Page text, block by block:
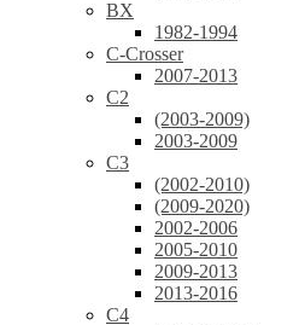
BX
1982-1994
C-Crosser
2007-2013
C2
(2003-2009)
2003-2009
C3
(2002-2010)
(2009-2020)
2002-2006
2005-2010
2009-2013
2013-2016
C4